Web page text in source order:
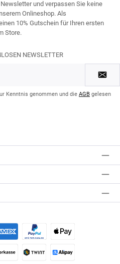
und verpassen Sie keine
Onlineshop. Als
10% Gutschein für Ihren ersten
Store.
NEWSLETTER
Kenntnis genommen und die AGB gelesen
Debitkarte Später BezahlenApple Pay